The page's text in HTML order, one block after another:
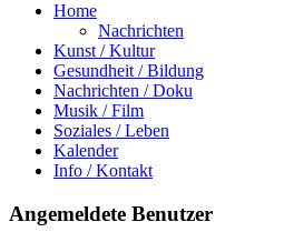
Home
Nachrichten
Kunst / Kultur
Gesundheit / Bildung
Nachrichten / Doku
Musik / Film
Soziales / Leben
Kalender
Info / Kontakt
Angemeldete Benutzer